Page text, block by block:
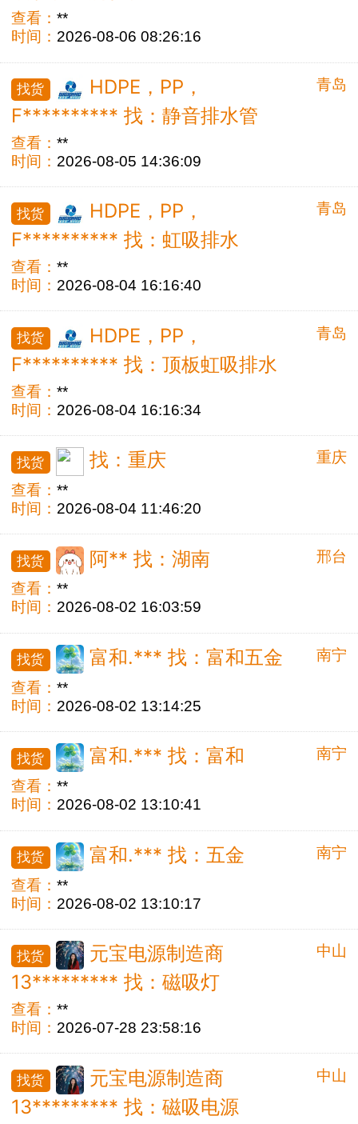
查看：**
时间： 2026-08-06 08:26:16
青岛
找货
HDPE，PP，
F********** 找：静音排水管
查看：**
时间： 2026-08-05 14:36:09
青岛
找货
HDPE，PP，
F********** 找：虹吸排水
查看：**
时间： 2026-08-04 16:16:40
青岛
找货
HDPE，PP，
F********** 找：顶板虹吸排水
查看：**
时间： 2026-08-04 16:16:34
重庆
找货 找：重庆
查看：**
时间： 2026-08-04 11:46:20
邢台
找货 阿** 找：湖南
查看：**
时间： 2026-08-02 16:03:59
南宁
找货 富和.*** 找：富和五金
查看：**
时间： 2026-08-02 13:14:25
南宁
找货 富和.*** 找：富和
查看：**
时间： 2026-08-02 13:10:41
南宁
找货 富和.*** 找：五金
查看：**
时间： 2026-08-02 13:10:17
中山
找货
元宝电源制造商
13********* 找：磁吸灯
查看：**
时间： 2026-07-28 23:58:16
中山
找货
元宝电源制造商
13********* 找：磁吸电源